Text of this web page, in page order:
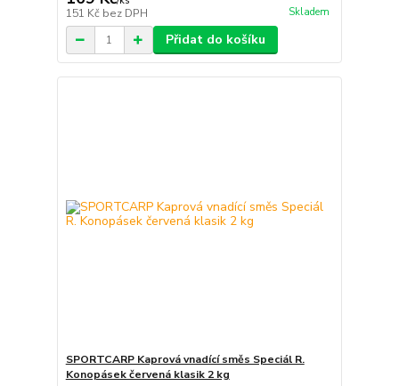
151 Kč bez DPH Skladem
Přidat do košíku
SPORTCARP Kaprová vnadící směs Speciál R.
Konopásek červená klasik 2 kg